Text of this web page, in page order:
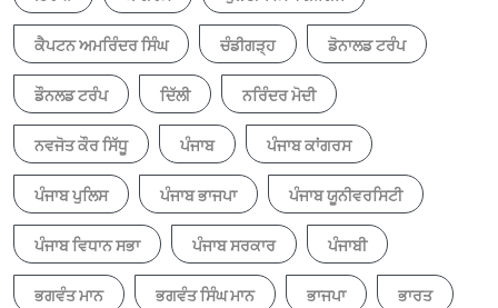
ਕੈਪਟਨ ਅਮਰਿੰਦਰ ਸਿੰਘ ਚੰਡੀਗੜ੍ਹ ਡੋਨਾਲਡ ਟਰੰਪ
ਡੌਨਲਡ ਟਰੰਪ ਦਿੱਲੀ ਨਰਿੰਦਰ ਮੋਦੀ
ਨਵਜੋਤ ਕੌਰ ਸਿੱਧੂ ਪੰਜਾਬ ਪੰਜਾਬ ਕਾਂਗਰਸ
ਪੰਜਾਬ ਪੁਲਿਸ ਪੰਜਾਬ ਭਾਜਪਾ ਪੰਜਾਬ ਯੂਨੀਵਰਸਿਟੀ
ਪੰਜਾਬ ਵਿਧਾਨ ਸਭਾ ਪੰਜਾਬ ਸਰਕਾਰ ਪੰਜਾਬੀ
ਭਗਵੰਤ ਮਾਨ ਭਗਵੰਤ ਸਿੰਘ ਮਾਨ ਭਾਜਪਾ ਭਾਰਤ